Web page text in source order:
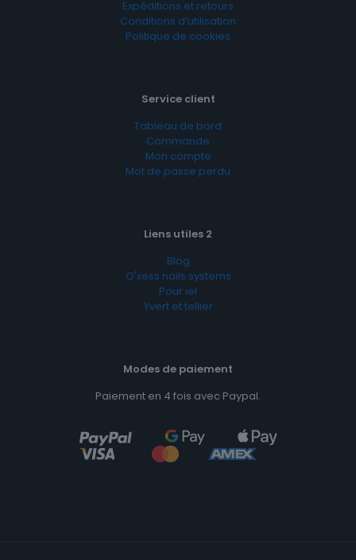
Expéditions et retours
Conditions d’utilisation
Politique de cookies
Service client
Tableau de bord
Commande
Mon compte
Mot de passe perdu
Liens utiles 2
Blog
O'xess nails systems
Pour iel
Yvert et tellier
Modes de paiement
Paiement en 4 fois avec Paypal.